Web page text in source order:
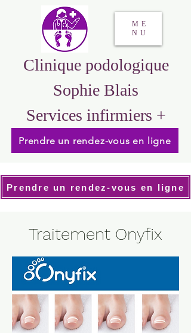
Clinique podologique
Sophie Blais
Services infirmiers +
ME
NU
Prendre un rendez-vous en ligne
Prendre un rendez-vous en ligne
Traitement Onyfix